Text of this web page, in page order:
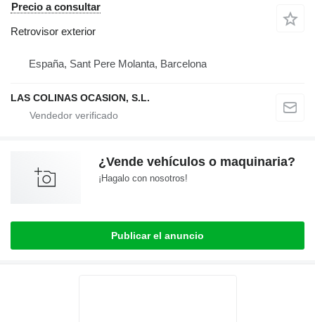
Precio a consultar
Retrovisor exterior
España, Sant Pere Molanta, Barcelona
LAS COLINAS OCASION, S.L.
¿Vende vehículos o maquinaria?
¡Hagalo con nosotros!
Publicar el anuncio